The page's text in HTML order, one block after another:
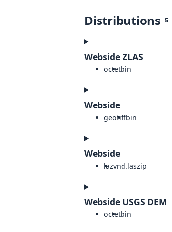
Distributions 5
Webside ZLAS
octetbin
Webside
geotiffbin
Webside
lazvnd.laszip
Webside USGS DEM
octetbin